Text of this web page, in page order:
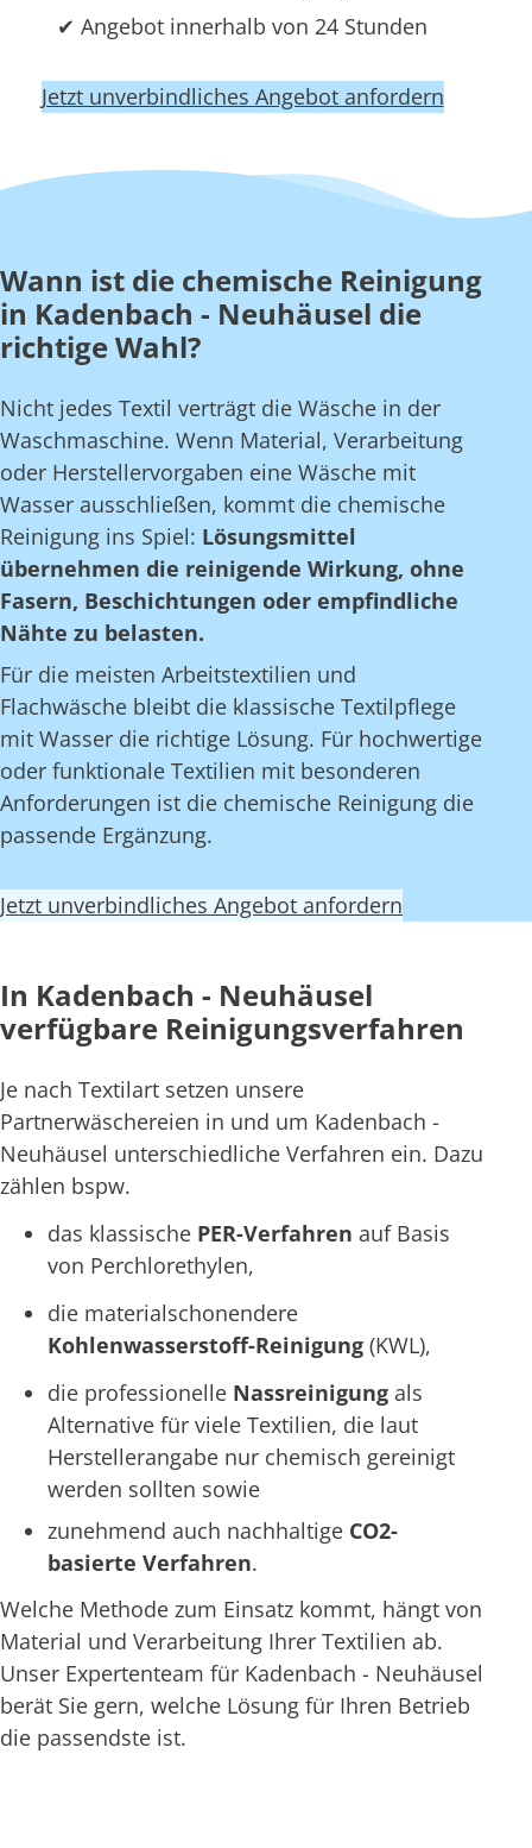
✔ Angebot innerhalb von 24 Stunden
Jetzt unverbindliches Angebot anfordern
Wann ist die chemische Reinigung
in Kadenbach - Neuhäusel die
richtige Wahl?
Nicht jedes Textil verträgt die Wäsche in der
Waschmaschine. Wenn Material, Verarbeitung
oder Herstellervorgaben eine Wäsche mit
Wasser ausschließen, kommt die chemische
Reinigung ins Spiel: Lösungsmittel
übernehmen die reinigende Wirkung, ohne
Fasern, Beschichtungen oder empfindliche
Nähte zu belasten.
Für die meisten Arbeitstextilien und
Flachwäsche bleibt die klassische Textilpflege
mit Wasser die richtige Lösung. Für hochwertige
oder funktionale Textilien mit besonderen
Anforderungen ist die chemische Reinigung die
passende Ergänzung.
Jetzt unverbindliches Angebot anfordern
In Kadenbach - Neuhäusel
verfügbare Reinigungsverfahren
Je nach Textilart setzen unsere
Partnerwäschereien in und um Kadenbach -
Neuhäusel unterschiedliche Verfahren ein. Dazu
zählen bspw.
das klassische PER-Verfahren auf Basis
von Perchlorethylen,
die materialschonendere
Kohlenwasserstoff-Reinigung (KWL),
die professionelle Nassreinigung als
Alternative für viele Textilien, die laut
Herstellerangabe nur chemisch gereinigt
werden sollten sowie
zunehmend auch nachhaltige CO2-
basierte Verfahren.
Welche Methode zum Einsatz kommt, hängt von
Material und Verarbeitung Ihrer Textilien ab.
Unser Expertenteam für Kadenbach - Neuhäusel
berät Sie gern, welche Lösung für Ihren Betrieb
die passendste ist.